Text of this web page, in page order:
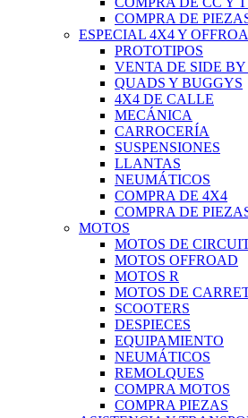
COMPRA DE
ESPECIAL 4X4 Y
PROTOTIPOS
VENTA DE SIDE BY
QUADS Y BUGGYS
4X4 DE CALLE
MECÁNICA
CARROCERÍA
SUSPENSIONES
LLANTAS
NEUMÁTICOS
COMPRA DE 4X4
COMPRA DE
MOTOS
MOTOS DE
MOTOS OFFROAD
MOTOS R
MOTOS DE
SCOOTERS
DESPIECES
EQUIPAMIENTO
NEUMÁTICOS
REMOLQUES
COMPRA MOTOS
COMPRA PIEZAS